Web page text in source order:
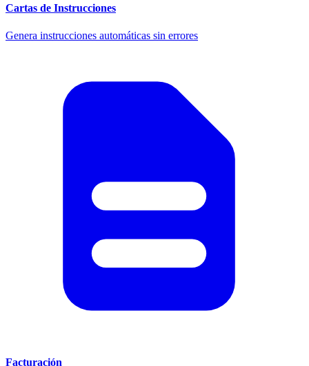
Cartas de Instrucciones
Genera instrucciones automáticas sin errores
Facturación